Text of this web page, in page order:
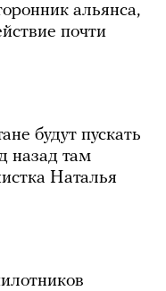
альянса,
почти
будут пускать
назад там
Наталья